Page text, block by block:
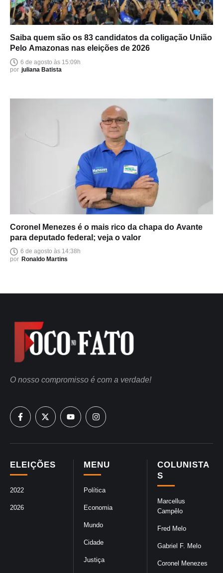
Saiba quem são os 83 candidatos da coligação União
Pelo Amazonas nas eleições de 2026
6 de agosto às 15:09h
por juliana Batista
Coronel Menezes é o mais rico da chapa do Avante
para deputado federal; veja o valor
6 de agosto às 14:38h
por Ronaldo Martins
COLUNISTA
S
Marcellus
Campêlo
Fred Melo
Gabriel F. Melo
Coronel Menezes
MENU
Política
Economia
Mundo
Cidade
Justiça
ELEIÇÕES
2022
2026
O nosso compromisso é com a verdade!